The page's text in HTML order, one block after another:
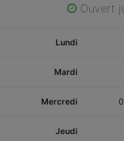
Ouvert
Lundi
Mardi
Mercredi
Jeudi